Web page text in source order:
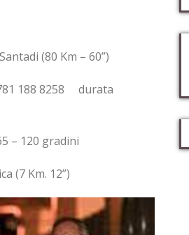
(80 Km – 60”)
188 8258 durata
gradini
(7 Km. 12”)